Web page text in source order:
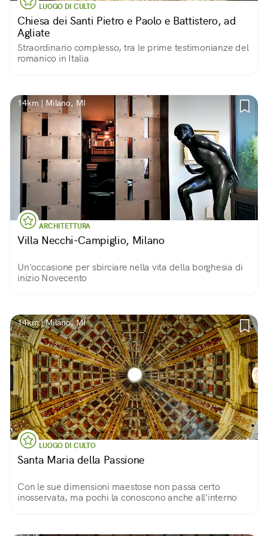
LUOGO DI CULTO
Chiesa dei Santi Pietro e Paolo e Battistero, ad
Agliate
Straordinario complesso, tra le prime testimonianze del
romanico in Italia
14km | Milano, MI
ARCHITETTURA
Villa Necchi-Campiglio, Milano
Un'occasione per sbirciare nella vita della borghesia di
inizio Novecento
14km | Milano, MI
LUOGO DI CULTO
Santa Maria della Passione
Con le sue dimensioni maestose non passa certo
inosservata, ma pochi la conoscono anche all'interno